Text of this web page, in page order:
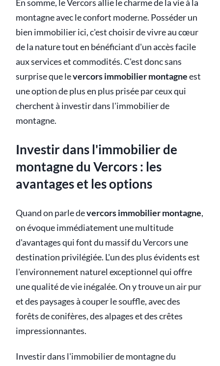
En somme, le Vercors allie le charme de la vie à la
montagne avec le confort moderne. Posséder un
bien immobilier ici, c'est choisir de vivre au cœur
de la nature tout en bénéficiant d'un accès facile
aux services et commodités. C'est donc sans
surprise que levercors immobilier montagneest
une option de plus en plus prisée par ceux qui
cherchent à investir dans l'immobilier de
montagne.
Investir dans l'immobilier de
montagne du Vercors : les
avantages et les options
Quand on parle devercors immobilier montagne,
on évoque immédiatement une multitude
d'avantages qui font du massif du Vercors une
destination privilégiée. L'un des plus évidents est
l'environnement naturel exceptionnel qui offre
une qualité de vie inégalée. On y trouve un air pur
et des paysages à couper le souffle, avec des
forêts de conifères, des alpages et des crêtes
impressionnantes.
Investir dans l'immobilier de montagne du